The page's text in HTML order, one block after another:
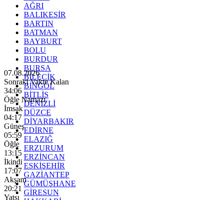
AĞRI
BALIKESİR
BARTIN
BATMAN
BAYBURT
BOLU
BURDUR
BURSA
BİLECİK
BİNGÖL
BİTLİS
DENİZLİ
DÜZCE
DİYARBAKIR
EDİRNE
ELAZIĞ
ERZURUM
ERZİNCAN
ESKİŞEHİR
GAZİANTEP
GÜMÜŞHANE
GİRESUN
07.08.2026
Sonraki Vakte Kalan
34:04
Öğle Namazı
İmsak
04:17
Güneş
05:59
Öğle
13:15
İkindi
17:07
Akşam
20:21
Yatsı